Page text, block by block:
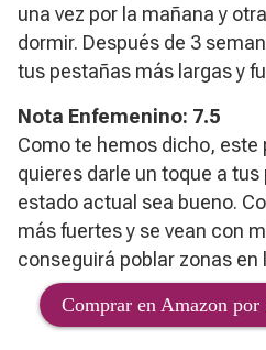
una vez por la mañana y
dormir. Después de 3
tus pestañas más largas y
Nota Enfemenino: 7.5
Como te hemos dicho,
quieres darle un toque a
estado actual sea bueno.
más fuertes y se vean con
conseguirá poblar zonas en
Comprar en Amazon por